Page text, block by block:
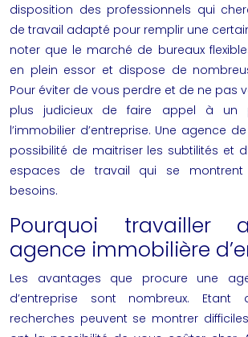
disposition des professionnels qui
de travail adapté pour remplir une
noter que le marché de bureaux
en plein essor et dispose de
Pour éviter de vous perdre et de ne pas
plus judicieux de faire appel à un
l’immobilier d’entreprise. Une agence
possibilité de maitriser les subtilités et
espaces de travail qui se
besoins.
Pourquoi travailler
agence immobilière
Les avantages que procure une
d’entreprise sont nombreux.
recherches peuvent se montrer